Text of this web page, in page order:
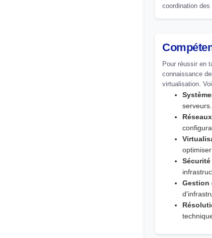
coordination
Pour réussir en
connaissance
virtualisation.
serveurs.
Gestion